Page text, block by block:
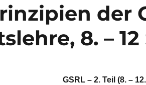
der
8. –
GSRL – 2. Teil (8. –